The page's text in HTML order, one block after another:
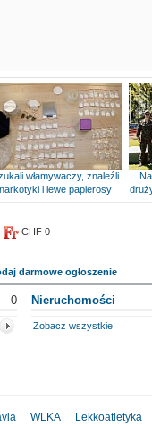
włamywaczy, znaleźli
narkotyki i lewe papierosy
CHF 0
darmowe ogłoszenie
0 Nieruchomości
Zobacz wszystkie
WLKA Lekkoatletyka